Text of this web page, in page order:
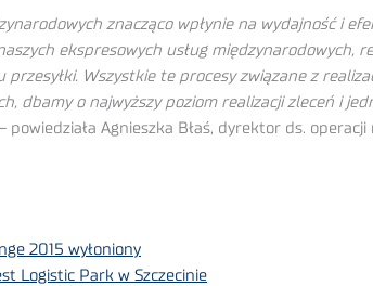
znacząco wpłynie na wydajność i
ekspresowych usług międzynarodowych,
Wszystkie te procesy związane z
dbamy o najwyższy poziom realizacji zleceń i
powiedziała Agnieszka Błaś, dyrektor ds.
2015 wyłoniony
Logistic Park w Szczecinie